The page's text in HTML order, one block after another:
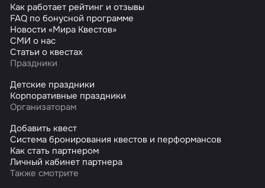
Как работает рейтинг и отзывы
FAQ по бонусной программе
Новости «Мира Квестов»
СМИ о нас
Статьи о квестах
Праздники
Детские праздники
Корпоративные праздники
Организаторам
Добавить квест
Система бронирования квестов и перформансов
Как стать партнером
Личный кабинет партнера
Также смотрите